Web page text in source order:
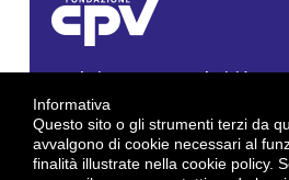
Via Gioacchino Rossini, 60 - 36100
Tel. 0444/960500 - Fax 0444/1932220
C.F. e P. IVA: 02429800242
E-mail:info@cpv.org
Informativa
Questo sito o gli strumenti terzi da
avvalgono di cookie necessari al
finalità illustrate nella cookie policy.